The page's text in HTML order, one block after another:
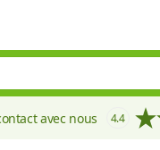
avec nous 4.4